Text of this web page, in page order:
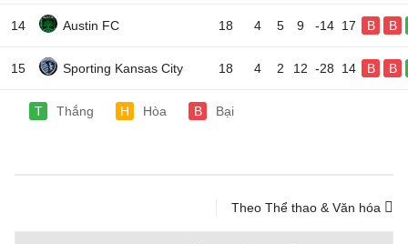
14 Austin FC 18 4 5 9 -14 17 B B
15 Sporting Kansas City 18 4 2 12 -28 14 B B
T Thắng H Hòa B Bại
Theo Thể thao & Văn hóa